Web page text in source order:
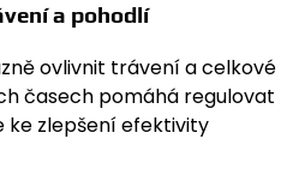
a pohodlí
ovlivnit trávení a celkové
časech pomáhá regulovat
ke zlepšení efektivity